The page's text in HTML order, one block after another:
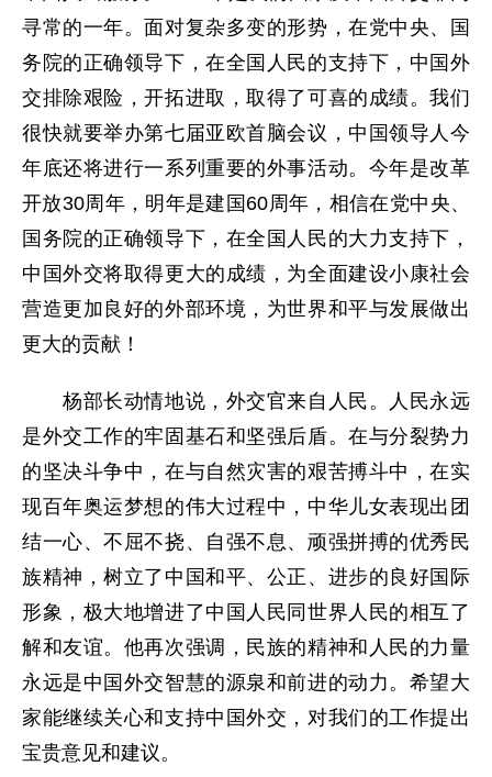
寻常的一年。面对复杂多变的形势，在党中央、国
务院的正确领导下，在全国人民的支持下，中国外
交排除艰险，开拓进取，取得了可喜的成绩。我们
很快就要举办第七届亚欧首脑会议，中国领导人今
年底还将进行一系列重要的外事活动。今年是改革
开放30周年，明年是建国60周年，相信在党中央、
国务院的正确领导下，在全国人民的大力支持下，
中国外交将取得更大的成绩，为全面建设小康社会
营造更加良好的外部环境，为世界和平与发展做出
更大的贡献！
杨部长动情地说，外交官来自人民。人民永远
是外交工作的牢固基石和坚强后盾。在与分裂势力
的坚决斗争中，在与自然灾害的艰苦搏斗中，在实
现百年奥运梦想的伟大过程中，中华儿女表现出团
结一心、不屈不挠、自强不息、顽强拼搏的优秀民
族精神，树立了中国和平、公正、进步的良好国际
形象，极大地增进了中国人民同世界人民的相互了
解和友谊。他再次强调，民族的精神和人民的力量
永远是中国外交智慧的源泉和前进的动力。希望大
家能继续关心和支持中国外交，对我们的工作提出
宝贵意见和建议。